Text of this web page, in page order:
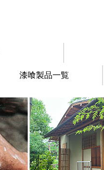
漆喰製品一覧